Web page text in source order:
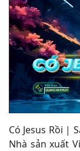
Có Jesus Rồi |
Nhà sản xuất